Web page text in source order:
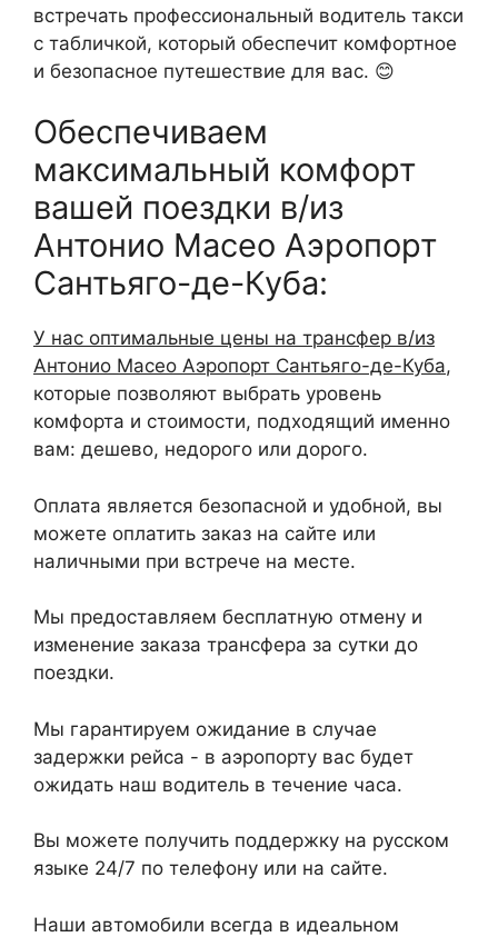
встречать профессиональный водитель такси
с табличкой, который обеспечит комфортное
и безопасное путешествие для вас. 😊
Обеспечиваем
максимальный комфорт
вашей поездки в/из
Антонио Масео Аэропорт
Сантьяго-де-Куба:
У нас оптимальные цены на трансфер в/из
Антонио Масео Аэропорт Сантьяго-де-Куба,
которые позволяют выбрать уровень
комфорта и стоимости, подходящий именно
вам: дешево, недорого или дорого.
Оплата является безопасной и удобной, вы
можете оплатить заказ на сайте или
наличными при встрече на месте.
Мы предоставляем бесплатную отмену и
изменение заказа трансфера за сутки до
поездки.
Мы гарантируем ожидание в случае
задержки рейса - в аэропорту вас будет
ожидать наш водитель в течение часа.
Вы можете получить поддержку на русском
языке 24/7 по телефону или на сайте.
Наши автомобили всегда в идеальном